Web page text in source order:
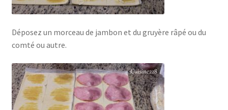
Déposez un morceau de jambon et du gruyère râpé ou du
comté ou autre.